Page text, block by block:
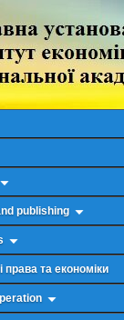
publishing
права та економіки